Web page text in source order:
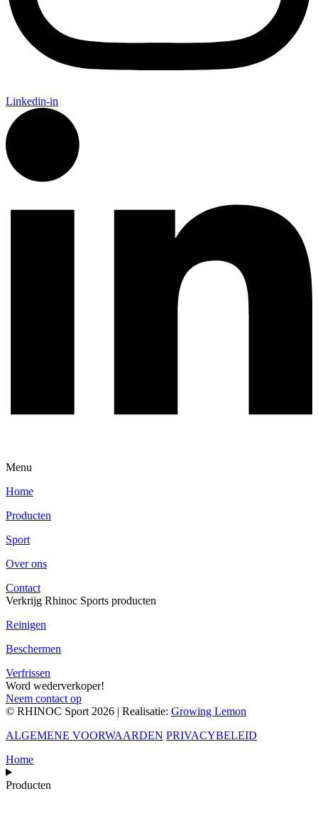
Linkedin-in
Menu
Home
Producten
Sport
Over ons
Contact
Verkrijg Rhinoc Sports producten
Reinigen
Beschermen
Verfrissen
Word wederverkoper!
Neem contact op
© RHINOC Sport 2026 | Realisatie: Growing Lemon
ALGEMENE VOORWAARDEN PRIVACYBELEID
Home
Producten